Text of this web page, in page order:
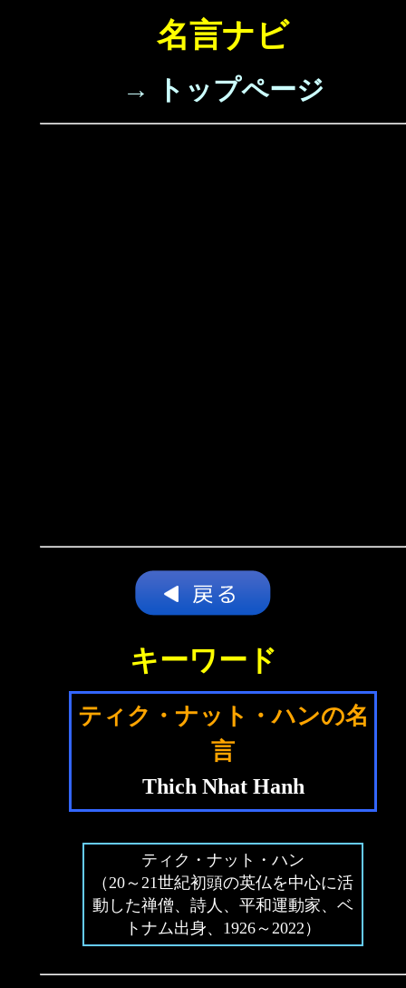
名言ナビ
→ トップページ
キーワード
ティク・ナット・ハンの名
言
Thich Nhat Hanh
ティク・ナット・ハン
（20～21世紀初頭の英仏を中心に活
動した禅僧、詩人、平和運動家、ベ
トナム出身、1926～2022）